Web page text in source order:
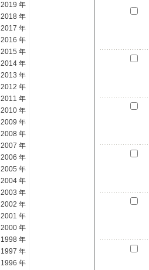
2019 年
2018 年
2017 年
2016 年
2015 年
2014 年
2013 年
2012 年
2011 年
2010 年
2009 年
2008 年
2007 年
2006 年
2005 年
2004 年
2003 年
2002 年
2001 年
2000 年
1998 年
1997 年
1996 年